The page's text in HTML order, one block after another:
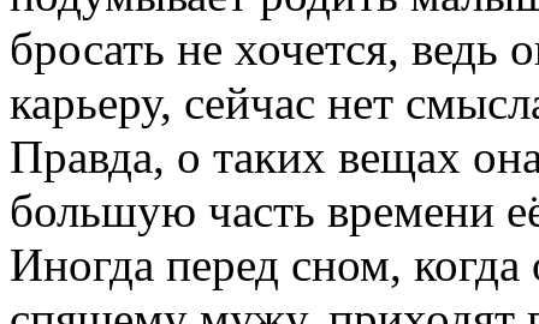
бросать не хочется, ведь
карьеру, сейчас нет
Правда, о таких вещах
большую часть времени
Иногда перед сном,